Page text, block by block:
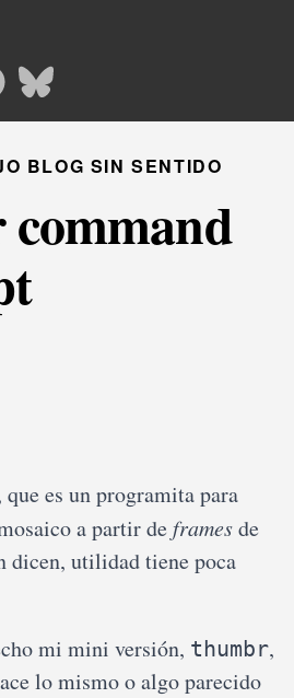
BLOG SIN SENTIDO
que es un programita para
a partir deframesde
dicen, utilidad tiene poca
mi mini versión, thumbr,
lo mismo o algo parecido